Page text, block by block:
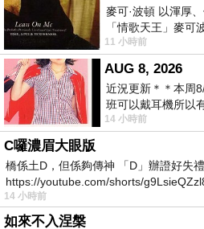
麥可·波頓 以渾厚
「情歌天王」麥
瘤「祈禱早日康復
11 小時前
AUG 8, 2026
近況更新＊＊本周
班可以戴耳機所以
定哪天但就是一周
14 小時前
C囉濃眉大眼版
橋係土D，但係夠傳神 「D」辦證好失
https://youtube.com/shorts/
14 小時前
如來不入涅槃